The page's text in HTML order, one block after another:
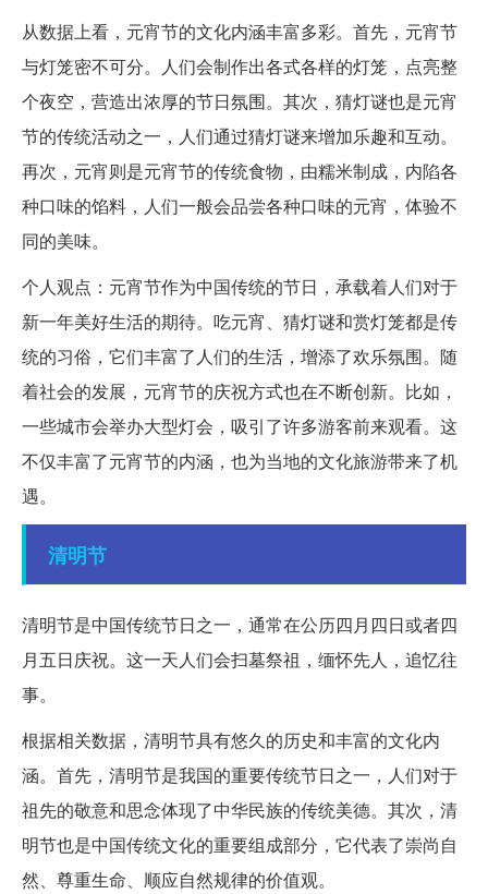
从数据上看，元宵节的文化内涵丰富多彩。首先，元宵节
与灯笼密不可分。人们会制作出各式各样的灯笼，点亮整
个夜空，营造出浓厚的节日氛围。其次，猜灯谜也是元宵
节的传统活动之一，人们通过猜灯谜来增加乐趣和互动。
再次，元宵则是元宵节的传统食物，由糯米制成，内陷各
种口味的馅料，人们一般会品尝各种口味的元宵，体验不
同的美味。
个人观点：元宵节作为中国传统的节日，承载着人们对于
新一年美好生活的期待。吃元宵、猜灯谜和赏灯笼都是传
统的习俗，它们丰富了人们的生活，增添了欢乐氛围。随
着社会的发展，元宵节的庆祝方式也在不断创新。比如，
一些城市会举办大型灯会，吸引了许多游客前来观看。这
不仅丰富了元宵节的内涵，也为当地的文化旅游带来了机
遇。
清明节
清明节是中国传统节日之一，通常在公历四月四日或者四
月五日庆祝。这一天人们会扫墓祭祖，缅怀先人，追忆往
事。
根据相关数据，清明节具有悠久的历史和丰富的文化内
涵。首先，清明节是我国的重要传统节日之一，人们对于
祖先的敬意和思念体现了中华民族的传统美德。其次，清
明节也是中国传统文化的重要组成部分，它代表了崇尚自
然、尊重生命、顺应自然规律的价值观。